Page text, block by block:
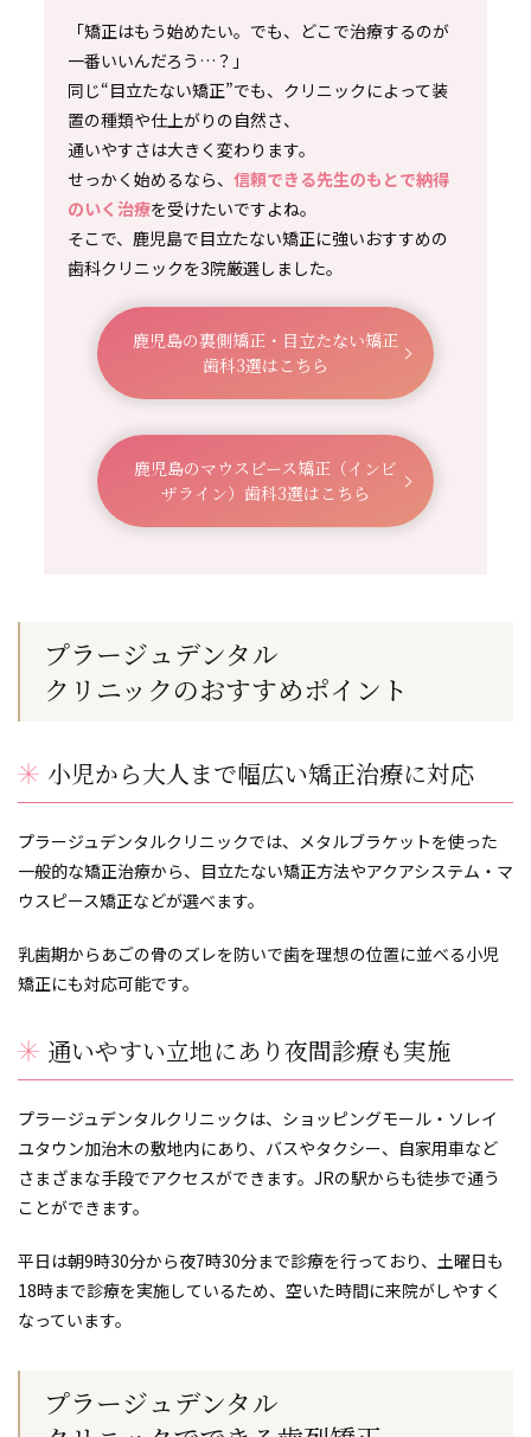
「矯正はもう始めたい。でも、どこで治療するのが
一番いいんだろう…？」
同じ“目立たない矯正”でも、クリニックによって装
置の種類や仕上がりの自然さ、
通いやすさは大きく変わります。
せっかく始めるなら、 信頼できる先生のもとで納得
のいく治療を受けたいですよね。
そこで、鹿児島で目立たない矯正に強いおすすめの
歯科クリニックを3院厳選しました。
鹿児島の裏側矯正・目立たない矯正
歯科3選はこちら
鹿児島のマウスピース矯正（インビ
ザライン）歯科3選はこちら
プラージュデンタル
クリニックのおすすめポイント
小児から大人まで幅広い矯正治療に対応
プラージュデンタルクリニックでは、メタルブラケットを使った
一般的な矯正治療から、目立たない矯正方法やアクアシステム・マ
ウスピース矯正などが選べます。
乳歯期からあごの骨のズレを防いで歯を理想の位置に並べる小児
矯正にも対応可能です。
通いやすい立地にあり夜間診療も実施
プラージュデンタルクリニックは、ショッピングモール・ソレイ
ユタウン加治木の敷地内にあり、バスやタクシー、自家用車など
さまざまな手段でアクセスができます。JRの駅からも徒歩で通う
ことができます。
平日は朝9時30分から夜7時30分まで診療を行っており、土曜日も
18時まで診療を実施しているため、空いた時間に来院がしやすく
なっています。
プラージュデンタル